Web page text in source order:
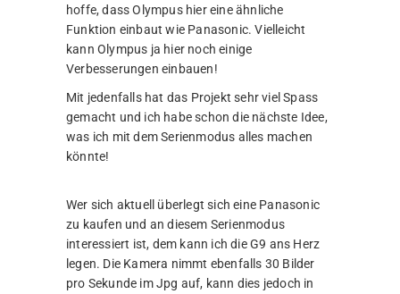
hoffe, dass Olympus hier eine ähnliche
Funktion einbaut wie Panasonic. Vielleicht
kann Olympus ja hier noch einige
Verbesserungen einbauen!
Mit jedenfalls hat das Projekt sehr viel Spass
gemacht und ich habe schon die nächste Idee,
was ich mit dem Serienmodus alles machen
könnte!
Wer sich aktuell überlegt sich eine Panasonic
zu kaufen und an diesem Serienmodus
interessiert ist, dem kann ich die G9 ans Herz
legen. Die Kamera nimmt ebenfalls 30 Bilder
pro Sekunde im Jpg auf, kann dies jedoch in